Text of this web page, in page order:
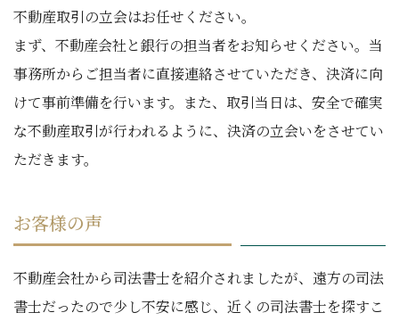
不動産取引の立会はお任せください。
まず、不動産会社と銀行の担当者をお知らせください。当
事務所からご担当者に直接連絡させていただき、決済に向
けて事前準備を行います。また、取引当日は、安全で確実
な不動産取引が行われるように、決済の立会いをさせてい
ただきます。
お客様の声
不動産会社から司法書士を紹介されましたが、遠方の司法
書士だったので少し不安に感じ、近くの司法書士を探すこ